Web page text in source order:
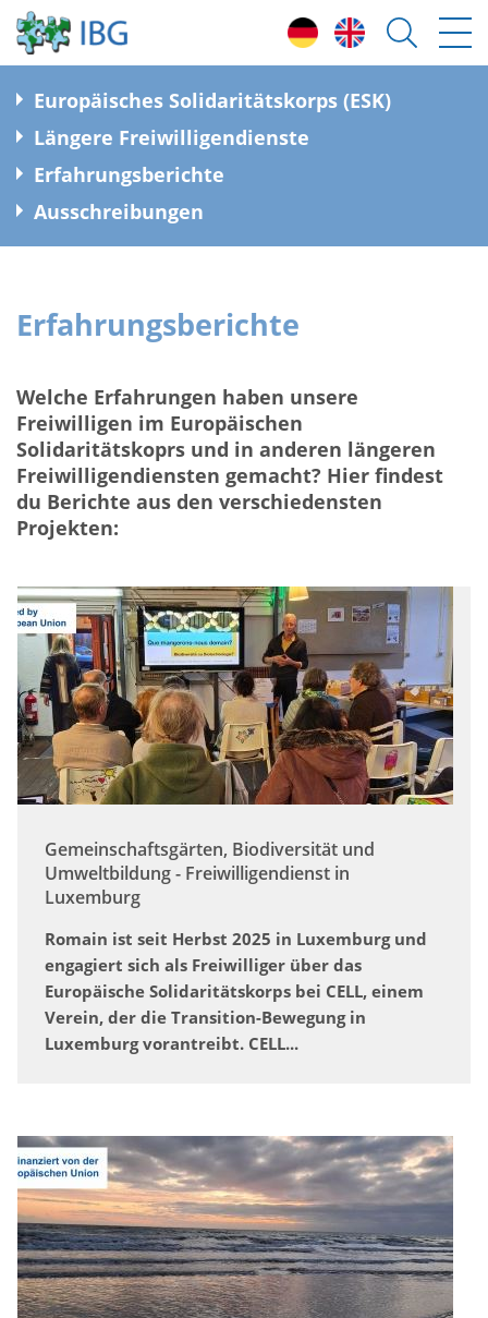
Europäisches Solidaritätskorps (ESK)
Längere Freiwilligendienste
Erfahrungsberichte
Ausschreibungen
Erfahrungsberichte
Welche Erfahrungen haben unsere
Freiwilligen im Europäischen
Solidaritätskoprs und in anderen längeren
Freiwilligendiensten gemacht? Hier findest
du Berichte aus den verschiedensten
Projekten:
Gemeinschaftsgärten, Biodiversität und
Umweltbildung - Freiwilligendienst in
Luxemburg
Romain ist seit Herbst 2025 in Luxemburg und
engagiert sich als Freiwilliger über das
Europäische Solidaritätskorps bei CELL, einem
Verein, der die Transition-Bewegung in
Luxemburg vorantreibt. CELL...